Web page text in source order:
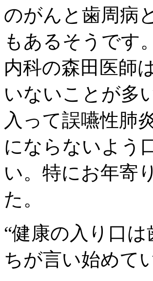
のがんと歯周病
もあるそうです。
内科の森田医師
いないことが多
入って誤嚥性肺
にならないよう
い。特にお年寄
た。
“健康の入り口
ちが言い始めて